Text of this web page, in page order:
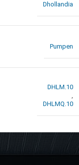
Dhollandia
Pumpen
DHLM.10
,
DHLMQ.10